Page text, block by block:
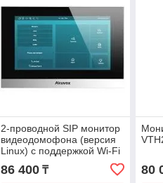
2-проводной SIP монитор
видеодомофона (версия
Linux) с поддержкой Wi-Fi
86 400₸ 80